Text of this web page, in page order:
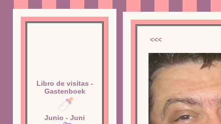
Libro de visitas -
Gastenboek
Junio - Juni
<<<